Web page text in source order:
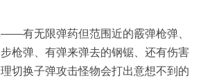
有无限弹药但范围近的霰弹枪弹、
枪弹、有弹来弹去的钢锯、还有伤害
切换子弹攻击怪物会打出意想不到的